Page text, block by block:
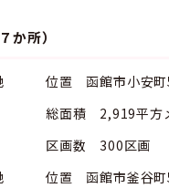
か所）
地 位置 函館市小安町
平方メ
300区画
位置 函館市釜谷町